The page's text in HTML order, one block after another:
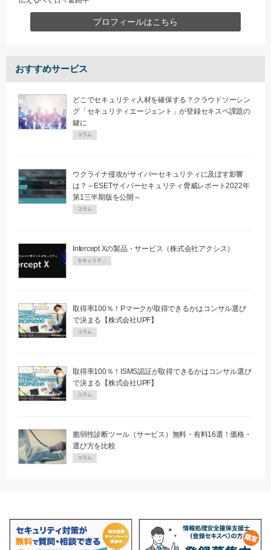
プロフィールはこちら
おすすめサービス
どこでセキュリティ人材を確保する？クラウドソーシン
グ「セキュリティエージェント」が登録セキスペ課題の
鍵に
コラム
ウクライナ侵攻がサイバーセキュリティに及ぼす影響
は？～ESETサイバーセキュリティ脅威レポート2022年
第1三半期版を公開～
コラム
Intercept Xの製品・サービス（株式会社アクシス）
セキュリティPR
取得率100％！Pマークが取得できるかはコンサル選び
で決まる【株式会社UPF】
コラム
取得率100％！ISMS認証が取得できるかはコンサル選び
で決まる【株式会社UPF】
コラム
脆弱性診断ツール（サービス）無料・有料16選！価格・
選び方を比較
コラム